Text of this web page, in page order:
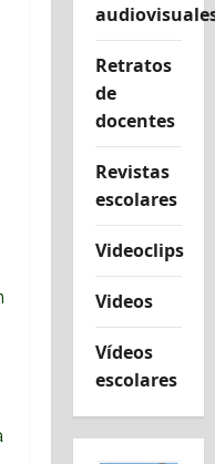
Retratos
de
docentes
Revistas
escolares
Videoclips
Videos
Vídeos
escolares